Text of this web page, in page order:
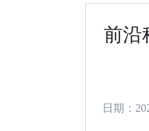
前沿
日期：